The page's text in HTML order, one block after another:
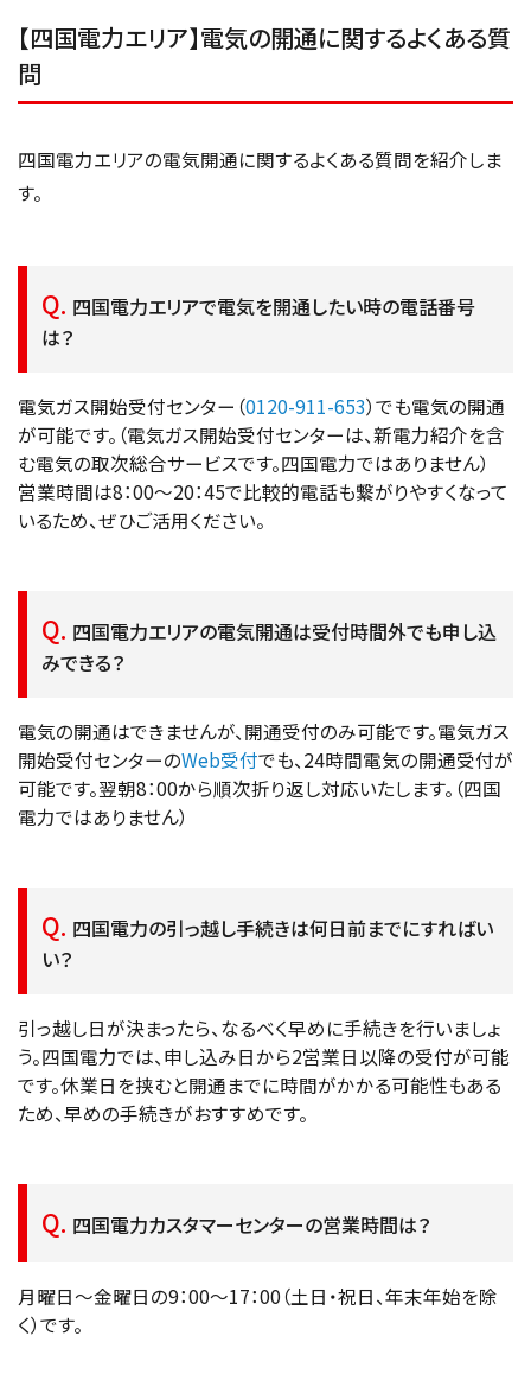
【四国電力エリア】電気の開通に関するよくある質
問
四国電力エリアの電気開通に関するよくある質問を紹介しま
す。
四国電力エリアで電気を開通したい時の電話番号
は？
電気ガス開始受付センター（0120-911-653）でも電気の開通
が可能です。（電気ガス開始受付センターは、新電力紹介を含
む電気の取次総合サービスです。四国電力ではありません）
営業時間は8：00〜20：45で比較的電話も繋がりやすくなって
いるため、ぜひご活用ください。
四国電力エリアの電気開通は受付時間外でも申し込
みできる？
電気の開通はできませんが、開通受付のみ可能です。電気ガス
開始受付センターのWeb受付でも、24時間電気の開通受付が
可能です。翌朝8：00から順次折り返し対応いたします。（四国
電力ではありません）
四国電力の引っ越し手続きは何日前までにすればい
い？
引っ越し日が決まったら、なるべく早めに手続きを行いましょ
う。四国電力では、申し込み日から2営業日以降の受付が可能
です。休業日を挟むと開通までに時間がかかる可能性もある
ため、早めの手続きがおすすめです。
四国電力カスタマーセンターの営業時間は？
月曜日〜金曜日の9：00〜17：00（土日・祝日、年末年始を除
く）です。